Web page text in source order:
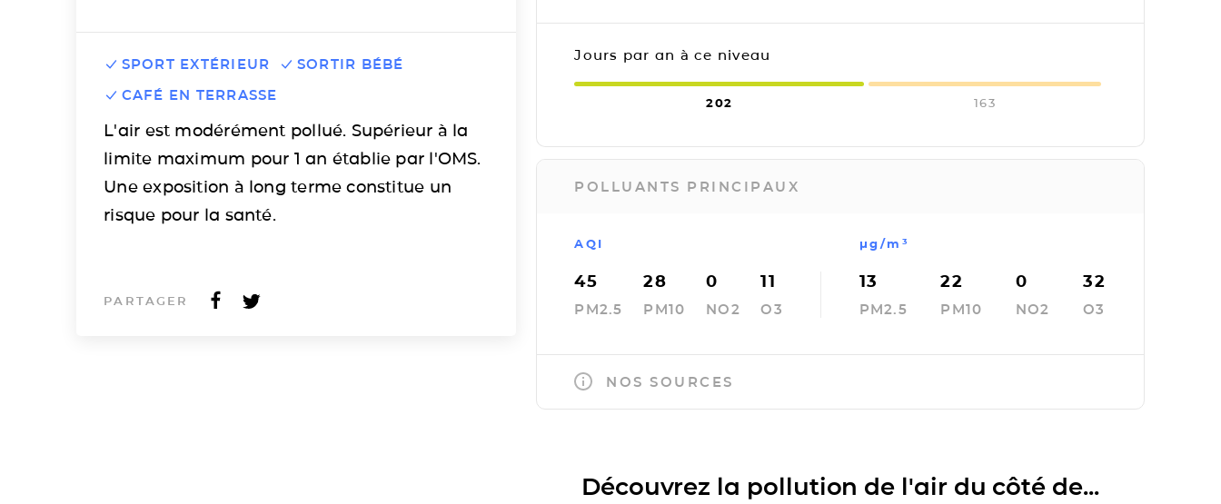
SPORT EXTÉRIEUR
SORTIR BÉBÉ
CAFÉ EN TERRASSE
L'air est modérément pollué. Supérieur à la
limite maximum pour 1 an établie par l'OMS.
Une exposition à long terme constitue un
risque pour la santé.
PARTAGER
Jours par an à ce niveau
202 163
POLLUANTS PRINCIPAUX
AQI
45
PM2.5
28
PM10
0
NO2
11
O3
µg/m³
13
PM2.5
22
PM10
0
NO2
32
O3
NOS SOURCES
Découvrez la pollution de l'air du côté de...